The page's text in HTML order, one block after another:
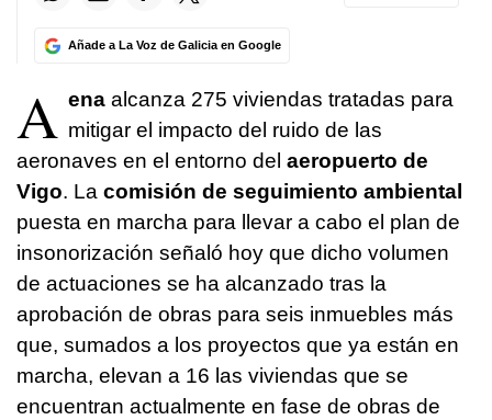
Añade a La Voz de Galicia en Google
A ena alcanza 275 viviendas tratadas para
mitigar el impacto del ruido de las
aeronaves en el entorno del aeropuerto de
Vigo. La comisión de seguimiento ambiental
puesta en marcha para llevar a cabo el plan de
insonorización señaló hoy que dicho volumen
de actuaciones se ha alcanzado tras la
aprobación de obras para seis inmuebles más
que, sumados a los proyectos que ya están en
marcha, elevan a 16 las viviendas que se
encuentran actualmente en fase de obras de